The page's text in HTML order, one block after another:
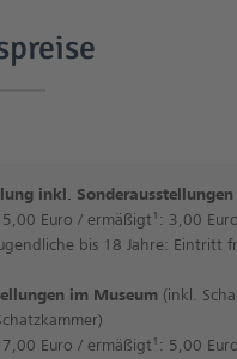
inkl.
5,00 Euro / ermäßigt¹: 3,00 Euro
bis 18 Jahre: Eintritt
im Museum (inkl.
7,00 Euro / ermäßigt¹: 5,00 Euro